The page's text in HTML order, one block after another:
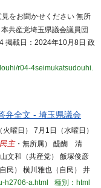
をお聞かせください 無所
共産党埼玉県議会議員団
掲載日：2024年10月8日 政
r04-4seimukatsudouhi.
弁全文 - 埼玉県議会
曜日） 7月1日（水曜日）
民主・無所属） 醍醐 清
文和（共産党） 飯塚俊彦
民） 横川雅也（自民） 井
h2706-a.html
種別：html